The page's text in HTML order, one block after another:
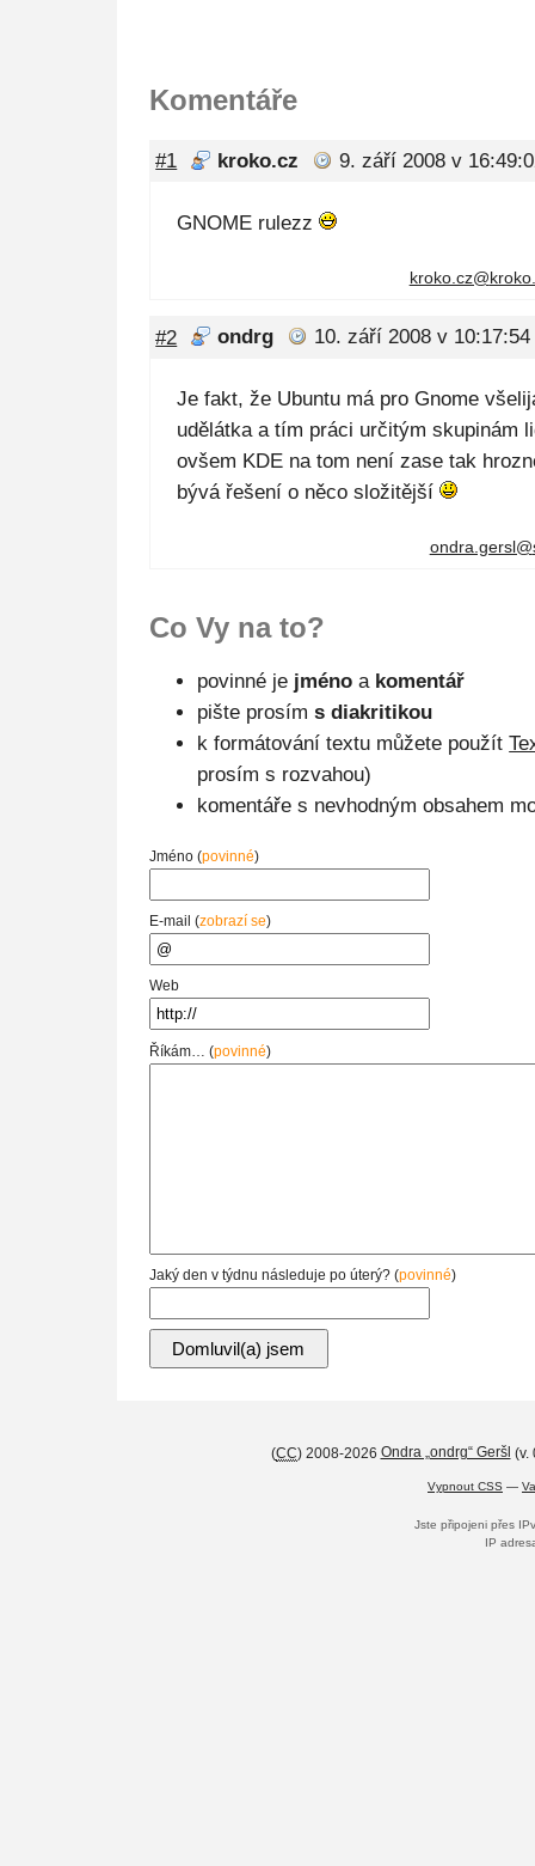
Komentáře
#1 kroko.cz 9. září 2008 v
GNOME rulezz
kroko.cz@
#2 ondrg 10. září 2008 v 10:17:54
Je fakt, že Ubuntu má pro Gnome
udělátka a tím práci určitým skupinám
ovšem KDE na tom není zase tak
bývá řešení o něco složitější
ondra.gersl@
Co Vy na to?
povinné je jméno a komentář
pište prosíms diakritikou
k formátování textu můžete použít
prosím s rozvahou)
komentáře s nevhodným obsahem
Jméno (povinné)
E-mail (zobrazí se)
Web
Říkám… (povinné)
Jaký den v týdnu následuje po úterý? (povinné)
(CC) 2008-2026 Ondra „ondrg“ Geršl (v.
Vypnout CSS —
Jste připojeni přes
IP